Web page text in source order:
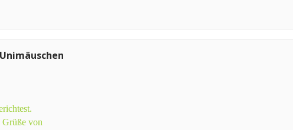
Grüße von